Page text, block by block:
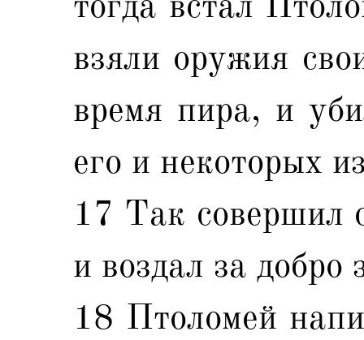
взяли оружия
время пира, и
его и некоторых
17 Так совершил
и воздал за добро
18 Птоломей